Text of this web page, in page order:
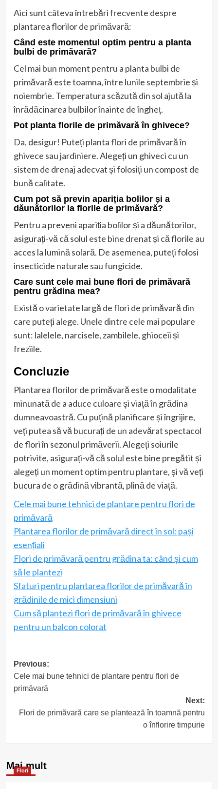
Aici sunt câteva întrebări frecvente despre
plantarea florilor de primăvară:
Când este momentul optim pentru a planta
bulbi de primăvară?
Cel mai bun moment pentru a planta bulbi de
primăvară este toamna, între lunile septembrie și
noiembrie. Temperatura scăzută din sol ajută la
înrădăcinarea bulbilor înainte de îngheț.
Pot planta florile de primăvară în ghivece?
Da, desigur! Puteți planta flori de primăvară în
ghivece sau jardiniere. Alegeți un ghiveci cu un
sistem de drenaj adecvat și folosiți un compost de
bună calitate.
Cum pot să previn apariția bolilor și a
dăunătorilor la florile de primăvară?
Pentru a preveni apariția bolilor și a dăunătorilor,
asigurați-vă că solul este bine drenat și că florile au
acces la lumină solară. De asemenea, puteți folosi
insecticide naturale sau fungicide.
Care sunt cele mai bune flori de primăvară
pentru grădina mea?
Există o varietate largă de flori de primăvară din
care puteți alege. Unele dintre cele mai populare
sunt: lalelele, narcisele, zambilele, ghioceii și
freziile.
Concluzie
Plantarea florilor de primăvară este o modalitate
minunată de a aduce culoare și viață în grădina
dumneavoastră. Cu puțină planificare și îngrijire,
veți putea să vă bucurați de un adevărat spectacol
de flori în sezonul primăverii. Alegeți soiurile
potrivite, asigurați-vă că solul este bine pregătit și
alegeți un moment optim pentru plantare, și vă veți
bucura de o grădină vibrantă, plină de viață.
Cele mai bune tehnici de plantare pentru flori de
primăvară
Plantarea florilor de primăvară direct în sol: pași
esențiali
Flori de primăvară pentru grădina ta: când și cum
să le plantezi
Sfaturi pentru plantarea florilor de primăvară în
grădinile de mici dimensiuni
Cum să plantezi flori de primăvară în ghivece
pentru un balcon colorat
Post
navigation
Previous:
Cele mai bune tehnici de plantare pentru flori de
primăvară
Next:
Flori de primăvară care se plantează în toamnă pentru
o înflorire timpurie
Mai mult
Flori